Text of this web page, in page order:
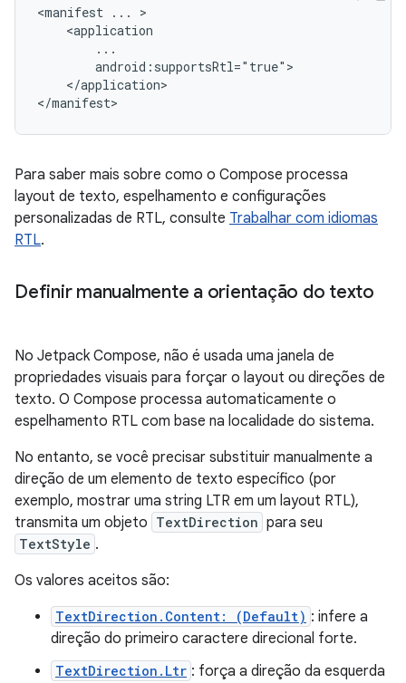
<manifest ...
</application>
Para saber mais sobre como o Compose processa
layout de texto, espelhamento e configurações
personalizadas de RTL, consulte Trabalhar com idiomas
RTL.
Definir manualmente a orientação do texto
No Jetpack Compose, não é usada uma janela de
propriedades visuais para forçar o layout ou direções de
texto. O Compose processa automaticamente o
espelhamento RTL com base na localidade do sistema.
No entanto, se você precisar substituir manualmente a
direção de um elemento de texto específico (por
exemplo, mostrar uma string LTR em um layout RTL),
transmita um objeto TextDirection para seu
TextStyle .
Os valores aceitos são:
TextDirection.Content: (Default) : infere a
direção do primeiro caractere direcional forte.
TextDirection.Ltr : força a direção da esquerda